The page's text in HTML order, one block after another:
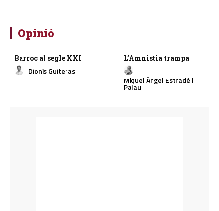
Opinió
Barroc al segle XXI
Dionís Guiteras
L’Amnistia trampa
Miquel Àngel Estradé i
Palau